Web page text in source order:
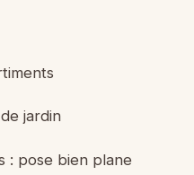
jardin
: pose bien plane